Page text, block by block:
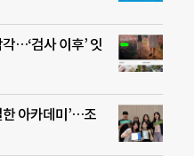
…‘검사 이후’ 잇
한 아카데미’…조